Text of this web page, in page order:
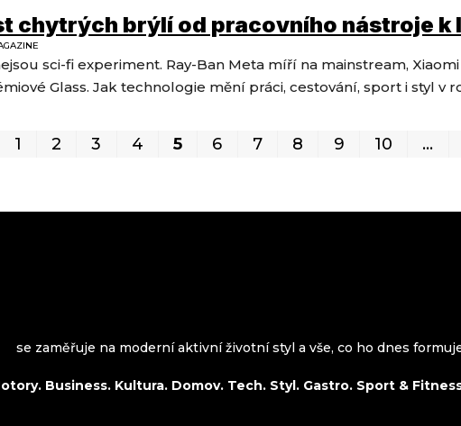
chytrých brýlí od pracovního nástroje
sci-fi experiment. Ray-Ban Meta míří na mainstream,
Glass. Jak technologie mění práci, cestování, sport i styl v
1 2 3 4 5 6 7 8 9 10 …
se zaměřuje na moderní aktivní životní styl a vše, co ho dnes
Business. Kultura. Domov. Tech. Styl. Gastro. Sport &